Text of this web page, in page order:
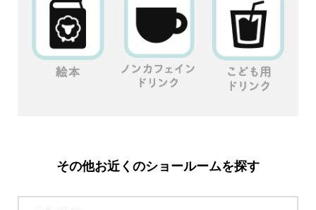
その他お近くのショールームを探す